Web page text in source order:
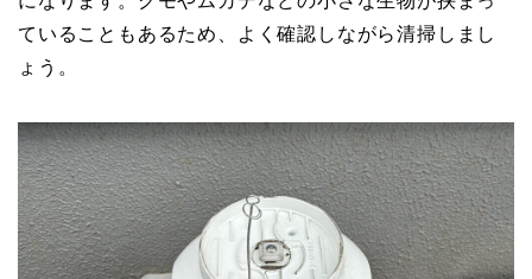
ていることもあるため、よく確認しながら清掃しまし
ょう。